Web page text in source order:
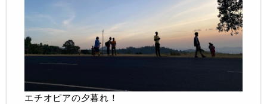
エチオピアの夕暮れ！